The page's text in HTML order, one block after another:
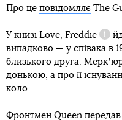
Про це повідомляє The
У книзі Love, Freddie
випадково — у співака в
близького друга.
донькою, а про її
коло.
Фронтмен Queen передав